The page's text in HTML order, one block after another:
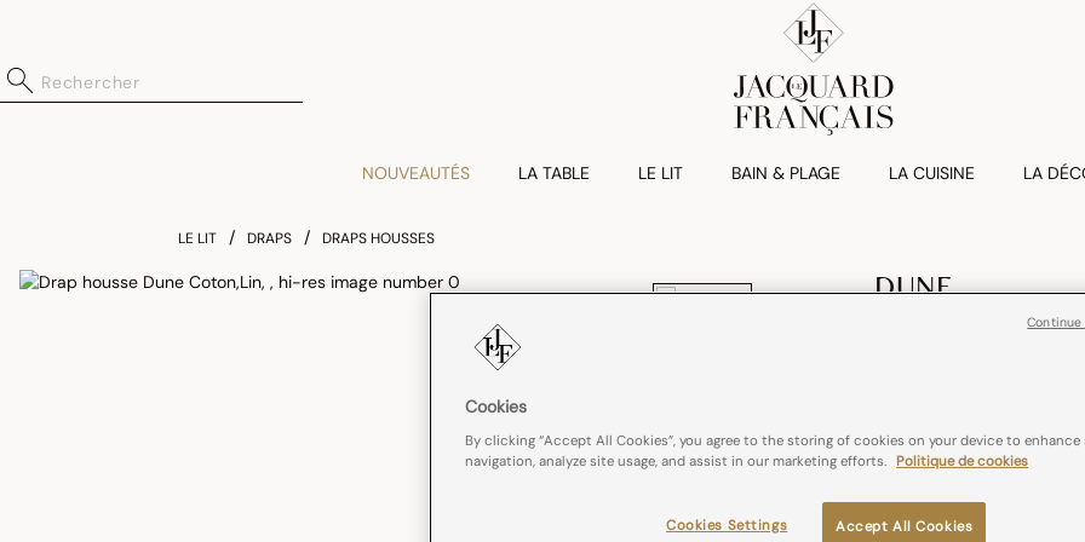
NOUVEAUTÉS LA TABLE LE LIT BAIN & PLAGE LA CUISINE LA
LE LIT DRAPS DRAPS HOUSSES
DUNE
Drap Housse
Couleurs :Argan
Cookies
By clicking “Accept All Cookies”, you agree to the storing of cookies on your device to enhance
navigation, analyze site usage, and assist in our marketing efforts. Politique de cookies
Accept All Cookies
Cookies Settings